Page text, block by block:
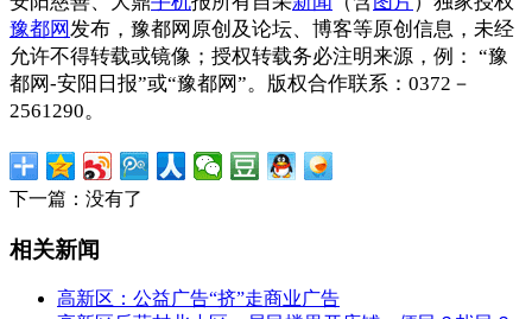
豫都网发布，豫都网原创及论坛、博客等原创信息，未经
允许不得转载或镜像；授权转载务必注明来源，例： “豫
都网-安阳日报”或“豫都网”。版权合作联系：0372－
2561290。
下一篇：没有了
相关新闻
高新区：公益广告“挤”走商业广告